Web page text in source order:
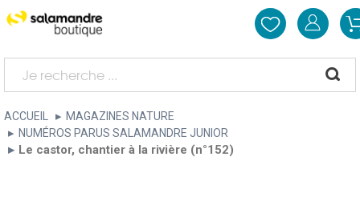
ACCUEIL
MAGAZINES NATURE
NUMÉROS PARUS SALAMANDRE JUNIOR
Le castor, chantier à la rivière (n°152)